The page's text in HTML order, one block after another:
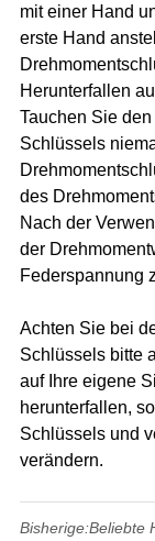
mit einer Hand
erste Hand
Herunterfallen
Tauchen Sie
Schlüssels
des
Nach der
der
Federspannung
Achten Sie bei
Schlüssels bitte
auf Ihre eigene
herunterfallen,
Schlüssels und
verändern.
Bisherige:Beliebte